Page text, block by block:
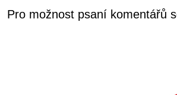
Pro možnost psaní komentářů